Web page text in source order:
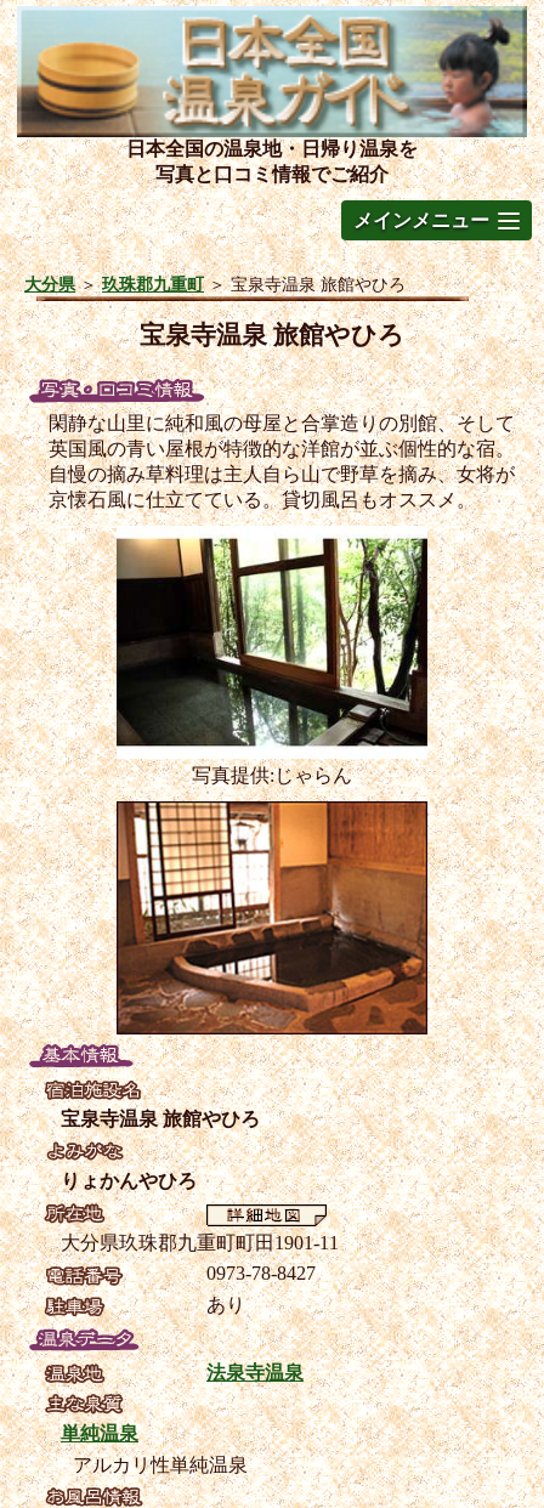
日本全国の温泉地・日帰り温泉を
写真と口コミ情報でご紹介
メインメニュー
大分県＞玖珠郡九重町＞宝泉寺温泉 旅館やひろ
宝泉寺温泉 旅館やひろ
閑静な山里に純和風の母屋と合掌造りの別館、そして
英国風の青い屋根が特徴的な洋館が並ぶ個性的な宿。
自慢の摘み草料理は主人自ら山で野草を摘み、女将が
京懐石風に仕立てている。貸切風呂もオススメ。
写真提供:じゃらん
宝泉寺温泉 旅館やひろ
りょかんやひろ
大分県玖珠郡九重町町田1901-11
0973-78-8427
あり
法泉寺温泉
単純温泉
アルカリ性単純温泉